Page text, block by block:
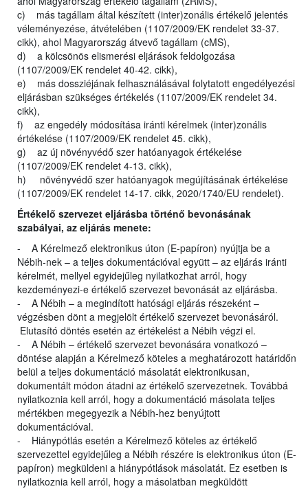
c) más tagállam által készített (inter)zonális értékelő jelentés
véleményezése, átvételében (1107/2009/EK rendelet 33-37.
cikk), ahol Magyarország átvevő tagállam (cMS),
d) a kölcsönös elismerési eljárások feldolgozása
(1107/2009/EK rendelet 40-42. cikk),
e) más dossziéjának felhasználásával folytatott engedélyezési
eljárásban szükséges értékelés (1107/2009/EK rendelet 34.
cikk),
f) az engedély módosítása iránti kérelmek (inter)zonális
értékelése (1107/2009/EK rendelet 45. cikk),
g) az új növényvédő szer hatóanyagok értékelése
(1107/2009/EK rendelet 4-13. cikk),
h) növényvédő szer hatóanyagok megújításának értékelése
(1107/2009/EK rendelet 14-17. cikk, 2020/1740/EU rendelet).
Értékelő szervezet eljárásba történő bevonásának
szabályai, az eljárás menete:
- A Kérelmező elektronikus úton (E-papíron) nyújtja be a
Nébih-nek – a teljes dokumentációval együtt – az eljárás iránti
kérelmét, mellyel egyidejűleg nyilatkozhat arról, hogy
kezdeményezi-e értékelő szervezet bevonását az eljárásba.
- A Nébih – a megindított hatósági eljárás részeként –
végzésben dönt a megjelölt értékelő szervezet bevonásáról.
Elutasító döntés esetén az értékelést a Nébih végzi el.
- A Nébih – értékelő szervezet bevonására vonatkozó –
döntése alapján a Kérelmező köteles a meghatározott határidőn
belül a teljes dokumentáció másolatát elektronikusan,
dokumentált módon átadni az értékelő szervezetnek. Továbbá
nyilatkoznia kell arról, hogy a dokumentáció másolata teljes
mértékben megegyezik a Nébih-hez benyújtott
dokumentációval.
- Hiánypótlás esetén a Kérelmező köteles az értékelő
szervezettel egyidejűleg a Nébih részére is elektronikus úton (E-
papíron) megküldeni a hiánypótlások másolatát. Ez esetben is
nyilatkoznia kell arról, hogy a másolatban megküldött